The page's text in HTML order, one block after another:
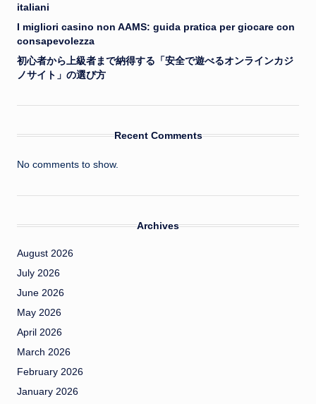
italiani
I migliori casino non AAMS: guida pratica per giocare con
consapevolezza
初心者から上級者まで納得する「安全で遊べるオンラインカジ
ノサイト」の選び方
Recent Comments
No comments to show.
Archives
August 2026
July 2026
June 2026
May 2026
April 2026
March 2026
February 2026
January 2026